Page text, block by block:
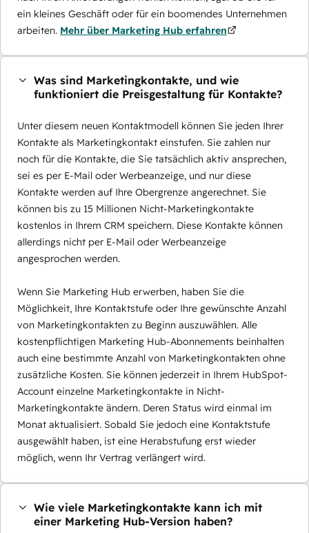
ein kleines Geschäft oder für ein boomendes Unternehmen
arbeiten. Mehr über Marketing Hub erfahren
Was sind Marketingkontakte, und wie
funktioniert die Preisgestaltung für Kontakte?
Unter diesem neuen Kontaktmodell können Sie jeden Ihrer
Kontakte als Marketingkontakt einstufen. Sie zahlen nur
noch für die Kontakte, die Sie tatsächlich aktiv ansprechen,
sei es per E-Mail oder Werbeanzeige, und nur diese
Kontakte werden auf Ihre Obergrenze angerechnet. Sie
können bis zu 15 Millionen Nicht-Marketingkontakte
kostenlos in Ihrem CRM speichern. Diese Kontakte können
allerdings nicht per E-Mail oder Werbeanzeige
angesprochen werden.
Wenn Sie Marketing Hub erwerben, haben Sie die
Möglichkeit, Ihre Kontaktstufe oder Ihre gewünschte Anzahl
von Marketingkontakten zu Beginn auszuwählen. Alle
kostenpflichtigen Marketing Hub-Abonnements beinhalten
auch eine bestimmte Anzahl von Marketingkontakten ohne
zusätzliche Kosten. Sie können jederzeit in Ihrem HubSpot-
Account einzelne Marketingkontakte in Nicht-
Marketingkontakte ändern. Deren Status wird einmal im
Monat aktualisiert. Sobald Sie jedoch eine Kontaktstufe
ausgewählt haben, ist eine Herabstufung erst wieder
möglich, wenn Ihr Vertrag verlängert wird.
Wie viele Marketingkontakte kann ich mit
einer Marketing Hub-Version haben?